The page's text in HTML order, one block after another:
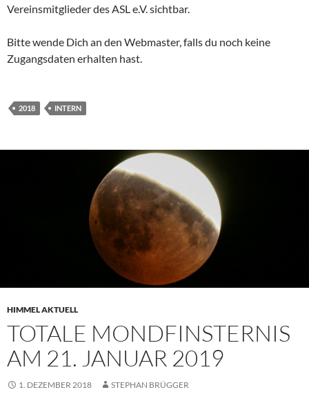
Vereinsmitglieder des ASL e.V. sichtbar.
Bitte wende Dich an den Webmaster, falls du noch keine
Zugangsdaten erhalten hast.
2018 INTERN
HIMMEL AKTUELL
TOTALE MONDFINSTERNIS
AM 21. JANUAR 2019
1. DEZEMBER 2018 STEPHAN BRÜGGER